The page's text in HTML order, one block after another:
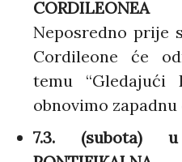
CORDILEONEA
Neposredno prije
Cordileone će
temu “Gledajući
obnovimo
7.3. (subota) u